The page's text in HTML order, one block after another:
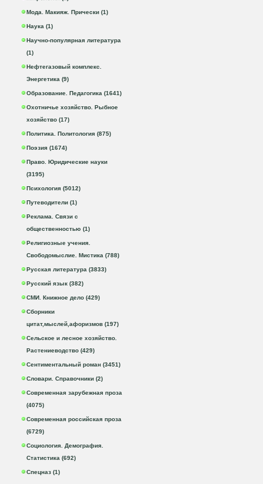
Мода. Макияж. Прически (1)
Наука (1)
Научно-популярная литература
(1)
Нефтегазовый комплекс.
Энергетика (9)
Образование. Педагогика (1641)
Охотничье хозяйство. Рыбное
хозяйство (17)
Политика. Политология (875)
Поэзия (1674)
Право. Юридические науки
(3195)
Психология (5012)
Путеводители (1)
Реклама. Связи с
общественностью (1)
Религиозные учения.
Свободомыслие. Мистика (788)
Русская литература (3833)
Русский язык (382)
СМИ. Книжное дело (429)
Сборники
цитат,мыслей,афоризмов (197)
Сельское и лесное хозяйство.
Растениеводство (429)
Сентиментальный роман (3451)
Словари. Справочники (2)
Современная зарубежная проза
(4075)
Современная российская проза
(6729)
Социология. Демография.
Статистика (692)
Спецназ (1)